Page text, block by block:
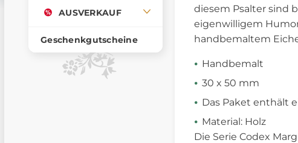
AUSVERKAUF
Geschenkgutscheine
diesem Psalter sind
eigenwilligem
handbemaltem
Handbemalt
30 x 50 mm
Das Paket enthält
Material: Holz
Die Serie Codex